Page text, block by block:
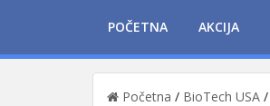
POČETNA AKCIJA
Početna / BioTech USA /